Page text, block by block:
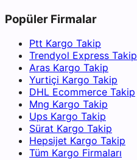
Popüler Firmalar
Ptt Kargo Takip
Trendyol Express Takip
Aras Kargo Takip
Yurtiçi Kargo Takip
DHL Ecommerce Takip
Mng Kargo Takip
Ups Kargo Takip
Sürat Kargo Takip
Hepsijet Kargo Takip
Tüm Kargo Firmaları